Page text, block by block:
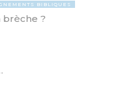
BIBLIQUES
brèche ?